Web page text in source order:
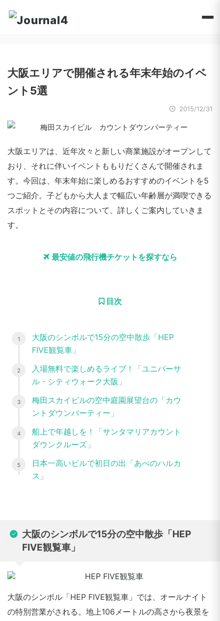
大阪エリアで開催される年末年始のイベ
ント5選
2015/12/31
大阪エリアは、近年次々と新しい商業施設がオープンして
おり、それに伴いイベントももりだくさんで開催されま
す。今回は、年末年始に楽しめるおすすめのイベントを5
つご紹介。子どもから大人まで幅広い年齢層が満喫できる
スポットとその内容について、詳しくご案内していきま
す。
最安値の飛行機チケットを探すなら
目次
大阪のシンボルで15分の空中散歩「HEP
FIVE観覧車」
入場無料で楽しめるライブ！「ユニバーサ
ル・シティウォーク大阪」
梅田スカイビルの空中庭園展望台の「カウ
ントダウンパーティー」
船上で年越しを！「サンタマリアカウント
ダウンクルーズ」
日本一高いビルで初日の出「あべのハルカ
ス」
大阪のシンボルで15分の空中散歩「HEP
FIVE観覧車」
大阪のシンボル「HEP FIVE観覧車」では、オールナイト
の特別営業がされる。地上106メートルの高さから夜景を